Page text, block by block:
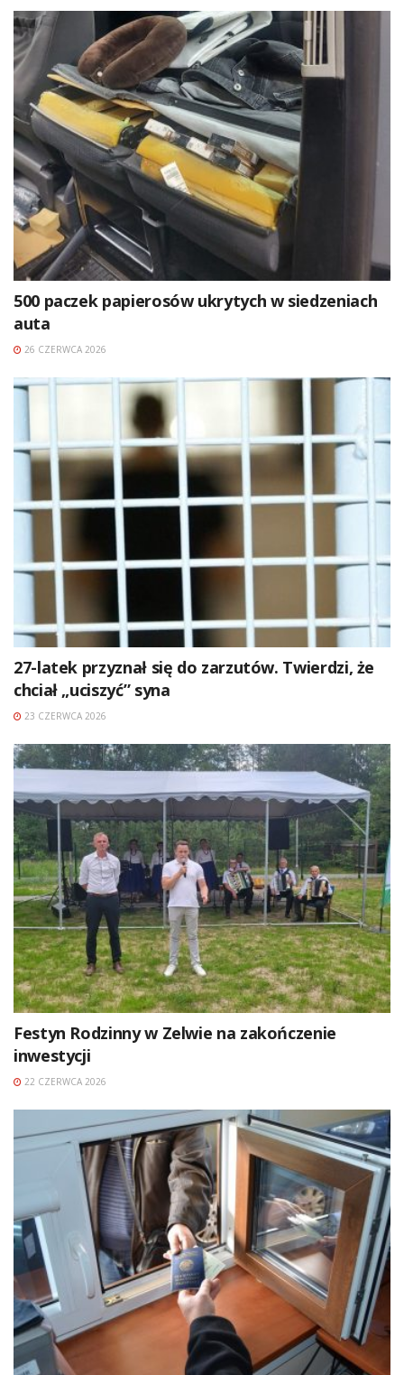
500 paczek papierosów ukrytych w siedzeniach
auta
26 CZERWCA 2026
27-latek przyznał się do zarzutów. Twierdzi, że
chciał „uciszyć” syna
23 CZERWCA 2026
Festyn Rodzinny w Zelwie na zakończenie
inwestycji
22 CZERWCA 2026